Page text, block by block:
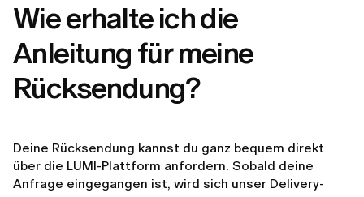
Wie erhalte ich die
Anleitung für meine
Rücksendung?
Deine Rücksendung kannst du ganz bequem direkt
über die LUMI-Plattform anfordern. Sobald deine
Anfrage eingegangen ist, wird sich unser Delivery-